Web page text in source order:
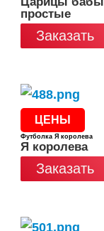
простые
Заказать
ЦЕНЫ
Футболка Я королева
Я королева
Заказать